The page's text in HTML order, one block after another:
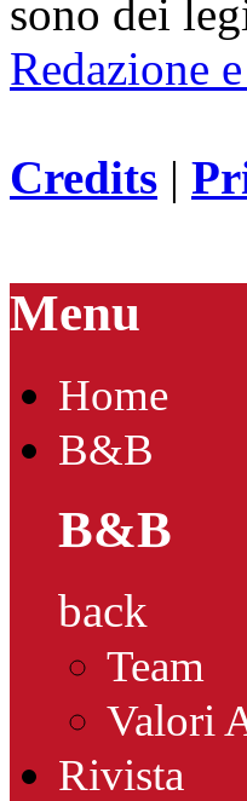
sono dei
Redazione
Credits |
Menu
Home
B&B
B&B
back
Team
Valori
Rivista